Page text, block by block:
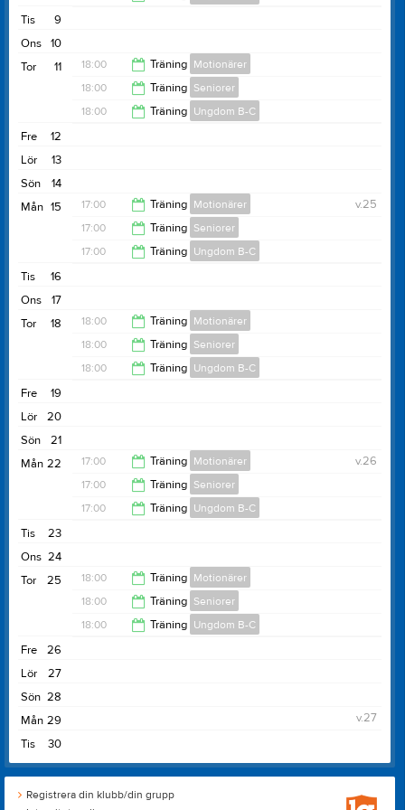
9
Tis
10
Ons
11
Tor 18:00 Träning Motionärer
20:00
18:00 Träning Seniorer
18:00 Träning Ungdom B-C
12
Fre
13
Lör
14
Sön
15
Mån v.25
17:00 Träning Motionärer
19:00
17:00 Träning Seniorer
17:00 Träning Ungdom B-C
16
Tis
17
Ons
18
Tor 18:00 Träning Motionärer
20:00
18:00 Träning Seniorer
18:00 Träning Ungdom B-C
19
Fre
20
Lör
21
Sön
22
Mån v.26
17:00 Träning Motionärer
19:00
17:00 Träning Seniorer
17:00 Träning Ungdom B-C
23
Tis
24
Ons
25
Tor 18:00 Träning Motionärer
20:00
18:00 Träning Seniorer
18:00 Träning Ungdom B-C
26
Fre
27
Lör
28
Sön
29
Mån
v.27
30
Tis
Registrera din klubb/din grupp